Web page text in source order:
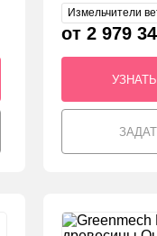
Измельчители
от 2 979